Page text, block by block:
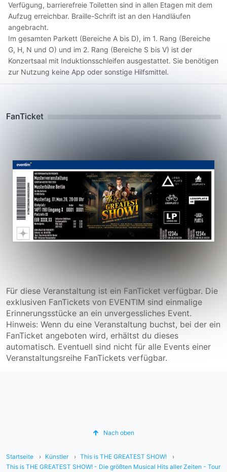
Verfügung, barrierefreie Toiletten sind in allen Etagen mit dem
Aufzug erreichbar. Braille-Schrift ist an den Handläufen
angebracht.
Im gesamten Parkett (Bereiche A bis D), im 1. Rang (Bereiche
G, H, N und O) und im 2. Rang (Bereiche S bis V) ist der
Konzertsaal mit Induktionsschleifen ausgestattet. Sie benötigen
zur Nutzung keine App oder sonstige Hilfsmittel.
FanTicket
Für diese Veranstaltung ist ein FanTicket verfügbar. Die
exklusiven FanTickets von EVENTIM sind einmalige
Erinnerungsstücke an ein unvergessliches Event.
Hinweis: Wenn du eine Veranstaltung buchst, bei der ein
FanTicket angeboten wird, erhältst du dieses
automatisch. Eventuell sind nicht für alle Events einer
Veranstaltungsreihe FanTickets verfügbar.
Nach oben
Startseite Künstler
This is THE GREATEST SHOW!
This is THE GREATEST SHOW! - Die größten Musical Hits aller Zeiten - Tour